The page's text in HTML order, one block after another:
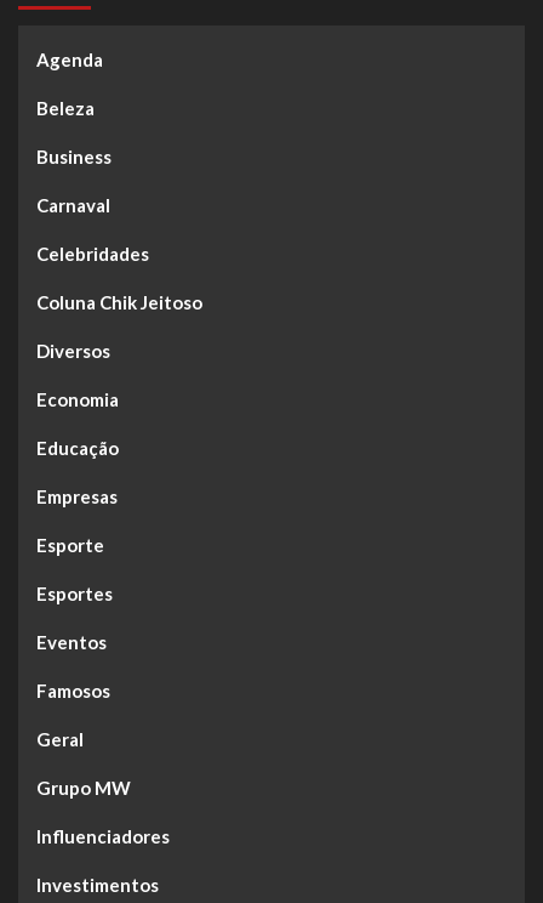
Agenda
Beleza
Business
Carnaval
Celebridades
Coluna Chik Jeitoso
Diversos
Economia
Educação
Empresas
Esporte
Esportes
Eventos
Famosos
Geral
Grupo MW
Influenciadores
Investimentos